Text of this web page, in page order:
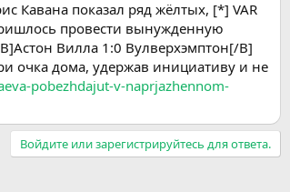
Кавана показал ряд жёлтых, [*] VAR
провести вынужденную
Вилла 1:0 Вулверхэмптон[/B]
очка дома, удержав инициативу и не
pobezhdajut-v-naprjazhennom-
Войдите или зарегистрируйтесь для ответа.